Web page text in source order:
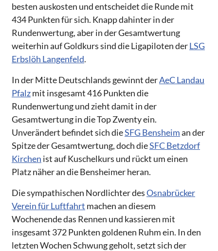
besten auskosten und entscheidet die Runde mit
434 Punkten für sich. Knapp dahinter in der
Rundenwertung, aber in der Gesamtwertung
weiterhin auf Goldkurs sind die Ligapiloten derLSG
Erbslöh Langenfeld.
In der Mitte Deutschlands gewinnt derAeC Landau
Pfalzmit insgesamt 416 Punkten die
Rundenwertung und zieht damit in der
Gesamtwertung in die Top Zwenty ein.
Unverändert befindet sich dieSFG Bensheiman der
Spitze der Gesamtwertung, doch dieSFC Betzdorf
Kirchen ist auf Kuschelkurs und rückt um einen
Platz näher an die Bensheimer heran.
Die sympathischen Nordlichter desOsnabrücker
Verein für Luftfahrt machen an diesem
Wochenende das Rennen und kassieren mit
insgesamt 372 Punkten goldenen Ruhm ein. In den
letzten Wochen Schwung geholt, setzt sich der